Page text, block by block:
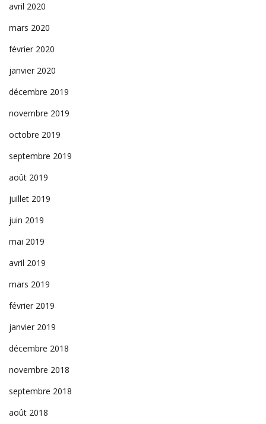
avril 2020
mars 2020
février 2020
janvier 2020
décembre 2019
novembre 2019
octobre 2019
septembre 2019
août 2019
juillet 2019
juin 2019
mai 2019
avril 2019
mars 2019
février 2019
janvier 2019
décembre 2018
novembre 2018
septembre 2018
août 2018